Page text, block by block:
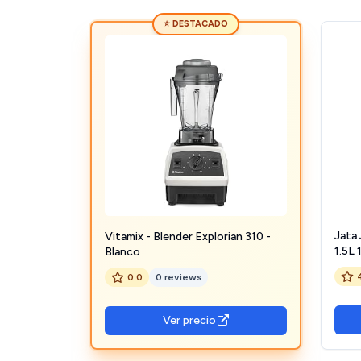
⭐ DESTACADO
Vitamix - Blender Explorian 310 -
Blanco
0.0 0 reviews
Ver precio
Jata
1.5L